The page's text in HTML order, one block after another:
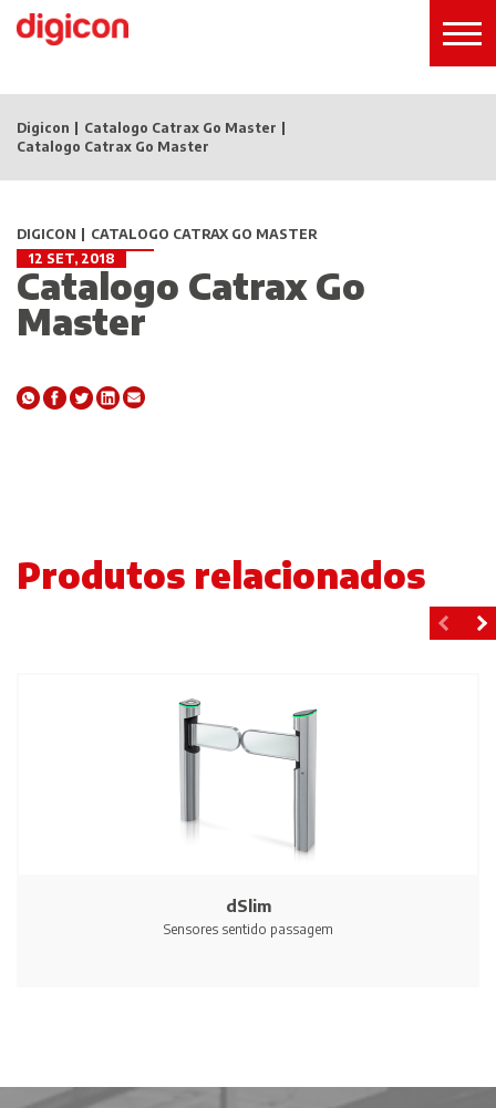
Digicon
Catalogo Catrax Go Master
Catalogo Catrax Go Master
DIGICON
CATALOGO CATRAX GO MASTER
12 SET, 2018
Catalogo Catrax Go
Master
Produtos relacionados
dSlim
Sensores sentido passagem